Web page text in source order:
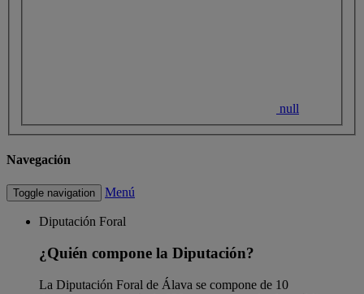
null
Navegación
Toggle navigation Menú
Diputación Foral
¿Quién compone la Diputación?
La Diputación Foral de Álava se compone de 10